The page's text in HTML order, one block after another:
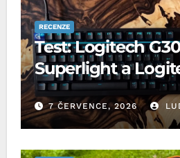
RECENZE
Test: Logitech
Superlight a
7 ČERVENCE, 2026